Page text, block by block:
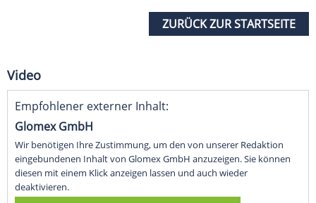
ZURÜCK ZUR STARTSEITE
Video
Empfohlener externer Inhalt:
Glomex GmbH
Wir benötigen Ihre Zustimmung, um den von unserer Redaktion
eingebundenen Inhalt von Glomex GmbH anzuzeigen. Sie können
diesen mit einem Klick anzeigen lassen und auch wieder
deaktivieren.